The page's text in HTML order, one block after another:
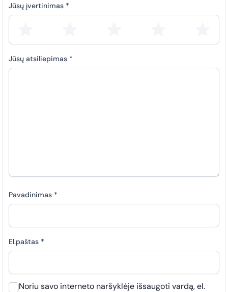
Jūsų įvertinimas *
Jūsų atsiliepimas *
Pavadinimas *
El.paštas *
Noriu savo interneto naršyklėje išsaugoti vardą, el.